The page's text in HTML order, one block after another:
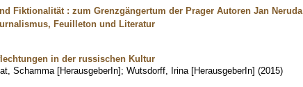
Fiktionalität : zum Grenzgängertum der Prager Autoren Jan Neruda
Feuilleton und Literatur
in der russischen Kultur
Schamma [HerausgeberIn]; Wutsdorff, Irina [HerausgeberIn] (2015)